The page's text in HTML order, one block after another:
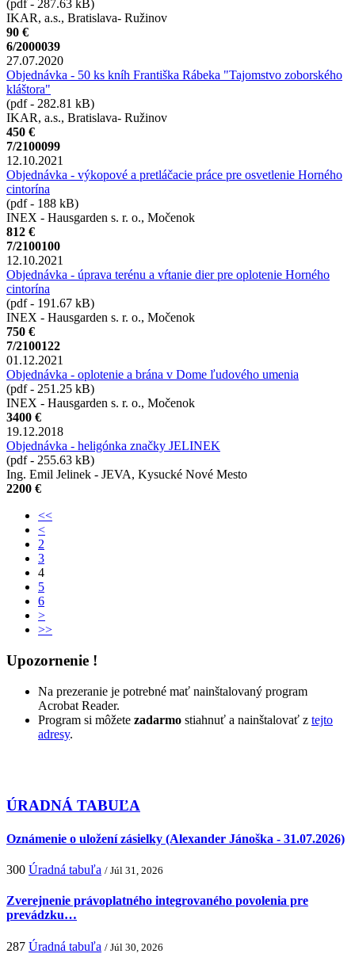
(pdf - 287.63 kB)
IKAR, a.s., Bratislava- Ružinov
90 €
6/2000039
27.07.2020
Objednávka - 50 ks kníh Františka Rábeka "Tajomstvo zoborského
kláštora"
(pdf - 282.81 kB)
IKAR, a.s., Bratislava- Ružinov
450 €
7/2100099
12.10.2021
Objednávka - výkopové a pretláčacie práce pre osvetlenie Horného
cintorína
(pdf - 188 kB)
INEX - Hausgarden s. r. o., Močenok
812 €
7/2100100
12.10.2021
Objednávka - úprava terénu a vŕtanie dier pre oplotenie Horného
cintorína
(pdf - 191.67 kB)
INEX - Hausgarden s. r. o., Močenok
750 €
7/2100122
01.12.2021
Objednávka - oplotenie a brána v Dome ľudového umenia
(pdf - 251.25 kB)
INEX - Hausgarden s. r. o., Močenok
3400 €
19.12.2018
Objednávka - heligónka značky JELINEK
(pdf - 255.63 kB)
Ing. Emil Jelinek - JEVA, Kysucké Nové Mesto
2200 €
<<
<
2
3
4
5
6
>
>>
Upozornenie !
Na prezeranie je potrebné mať nainštalovaný program
Acrobat Reader.
Program si môžete zadarmo stiahnuť a nainštalovať z tejto
adresy.
ÚRADNÁ TABUĽA
Oznámenie o uložení zásielky (Alexander Jánoška - 31.07.2026)
300 Úradná tabuľa / Júl 31, 2026
Zverejnenie právoplatného integrovaného povolenia pre
prevádzku…
287 Úradná tabuľa / Júl 30, 2026